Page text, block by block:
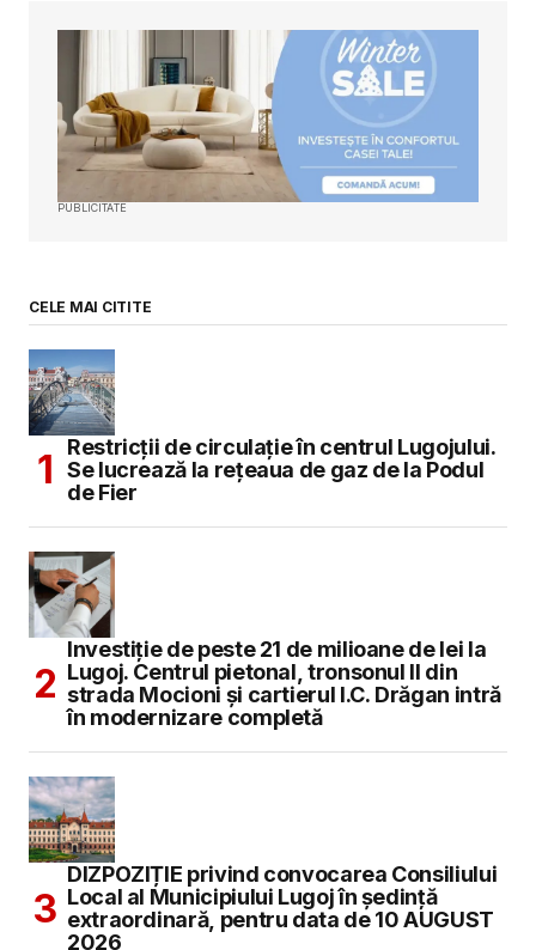
PUBLICITATE
CELE MAI CITITE
Restricții de circulație în centrul Lugojului.
Se lucrează la rețeaua de gaz de la Podul
de Fier
Investiție de peste 21 de milioane de lei la
Lugoj. Centrul pietonal, tronsonul II din
strada Mocioni și cartierul I.C. Drăgan intră
în modernizare completă
DIZPOZIȚIE privind convocarea Consiliului
Local al Municipiului Lugoj în şedinţă
extraordinară, pentru data de 10 AUGUST
2026